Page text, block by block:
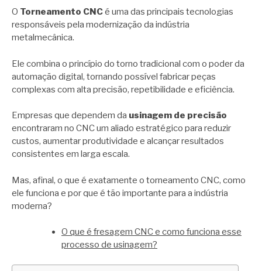
O Torneamento CNCé uma das principais tecnologias
responsáveis pela modernização da indústria
metalmecânica.
Ele combina o princípio do torno tradicional com o poder da
automação digital, tornando possível fabricar peças
complexas com alta precisão, repetibilidade e eficiência.
Empresas que dependem da usinagem de precisão
encontraram no CNC um aliado estratégico para reduzir
custos, aumentar produtividade e alcançar resultados
consistentes em larga escala.
Mas, afinal, o que é exatamente o torneamento CNC, como
ele funciona e por que é tão importante para a indústria
moderna?
O que é fresagem CNC e como funciona esse
processo de usinagem?